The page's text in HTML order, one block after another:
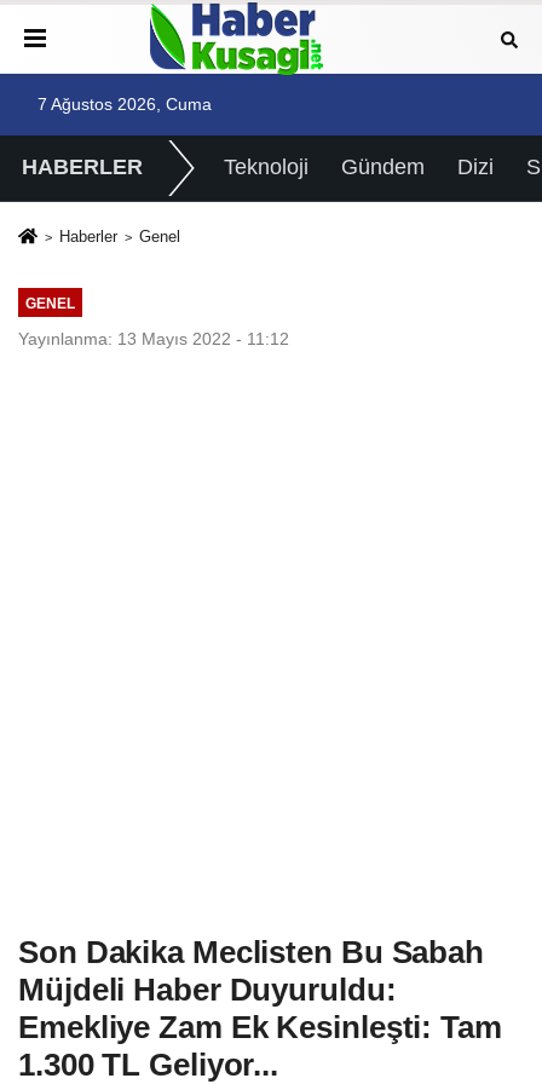
7 Ağustos 2026, Cuma
HABERLER Teknoloji Gündem Dizi
Haberler Genel
GENEL
Yayınlanma: 13 Mayıs 2022 - 11:12
Son Dakika Meclisten Bu Sabah
Müjdeli Haber Duyuruldu:
Emekliye Zam Ek Kesinleşti: Tam
1.300 TL Geliyor...